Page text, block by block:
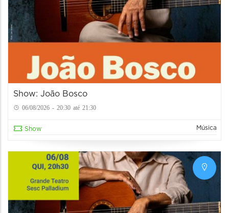
Show: João Bosco
06/08/2026 - 20:30 até 21:30
Show Música